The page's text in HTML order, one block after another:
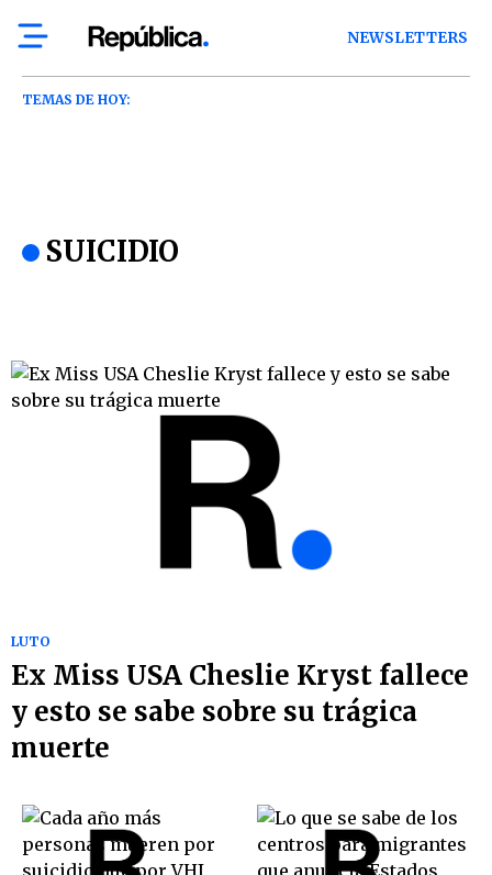
NEWSLETTERS
TEMAS DE HOY:
SUICIDIO
LUTO
Ex Miss USA Cheslie Kryst fallece
y esto se sabe sobre su trágica
muerte